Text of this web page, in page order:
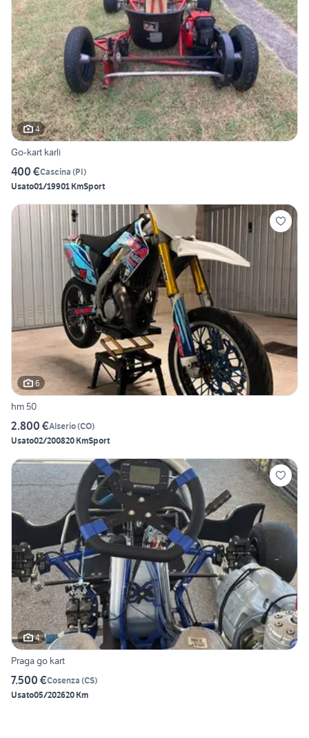
4
Go-kart karli
400 €Cascina (PI)
Usato01/19901 KmSport
6
hm 50
2.800 €Alserio(CO)
Usato02/200820 KmSport
4
Praga go kart
7.500 €Cosenza (CS)
Usato05/202620 Km